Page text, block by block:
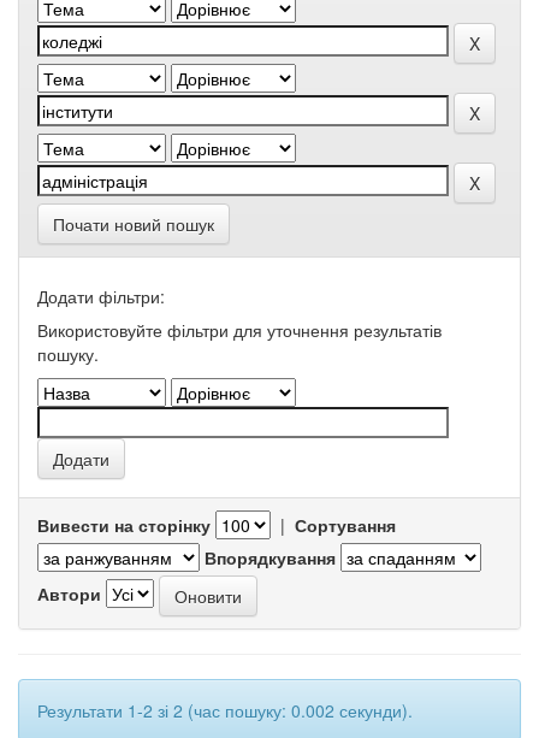
Почати новий пошук
Додати фільтри:
Використовуйте фільтри для уточнення результатів
пошуку.
Вивести на сторінку | Сортування
Впорядкування
Автори
Результати 1-2 зі 2 (час пошуку: 0.002 секунди).